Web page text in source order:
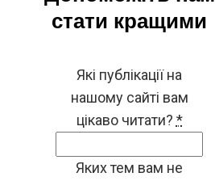
стати кращими
Які публікації на
нашому сайті вам
цікаво читати? *
Яких тем вам не